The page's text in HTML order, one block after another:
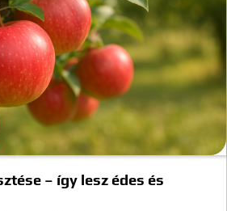
– így lesz édes és